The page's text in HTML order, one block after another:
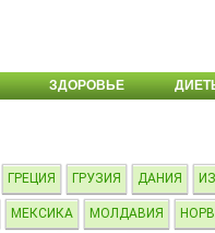
ЗДОРОВЬЕ
ГРЕЦИЯ ГРУЗИЯ ДАНИЯ
МЕКСИКА МОЛДАВИЯ